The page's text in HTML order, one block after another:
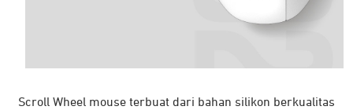
Scroll Wheel mouse terbuat dari bahan silikon berkualitas